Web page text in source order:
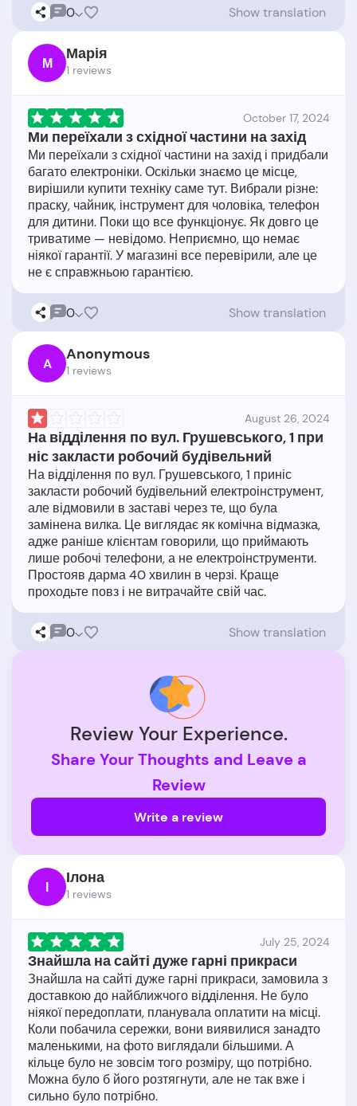
0 Show translation
М Марія
1 reviews
October 17, 2024
Ми переїхали з східної частини на захід
Ми переїхали з східної частини на захід і придбали
багато електроніки. Оскільки знаємо це місце,
вирішили купити техніку саме тут. Вибрали різне:
праску, чайник, інструмент для чоловіка, телефон
для дитини. Поки що все функціонує. Як довго це
триватиме — невідомо. Неприємно, що немає
ніякої гарантії. У магазині все перевірили, але це
0 Show translation
A Anonymous
1 reviews
August 26, 2024
На відділення по вул. Грушевського, 1 при
ніс закласти робочий будівельний
На відділення по вул. Грушевського, 1 приніс
закласти робочий будівельний електроінструмент,
але відмовили в заставі через те, що була
замінена вилка. Це виглядає як комічна відмазка,
адже раніше клієнтам говорили, що приймають
лише робочі телефони, а не електроінструменти.
Простояв дарма 40 хвилин в черзі. Краще
0 Show translation
Review Your Experience.
Share Your Thoughts and Leave a
Review
Write a review
І Ілона
1 reviews
July 25, 2024
Знайшла на сайті дуже гарні прикраси
Знайшла на сайті дуже гарні прикраси, замовила з
доставкою до найближчого відділення. Не було
ніякої передоплати, планувала оплатити на місці.
Коли побачила сережки, вони виявилися занадто
маленькими, на фото виглядали більшими. А
кільце було не зовсім того розміру, що потрібно.
Можна було б його розтягнути, але не так вже і
сильно було потрібно.